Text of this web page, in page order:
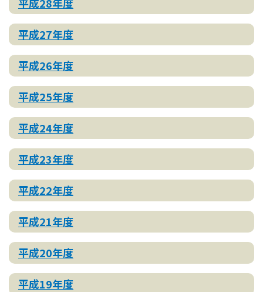
平成27年度
平成26年度
平成25年度
平成24年度
平成23年度
平成22年度
平成21年度
平成20年度
平成19年度